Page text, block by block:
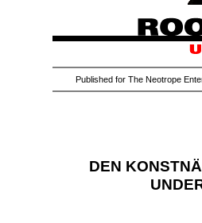
Published for The Neotrope
DEN